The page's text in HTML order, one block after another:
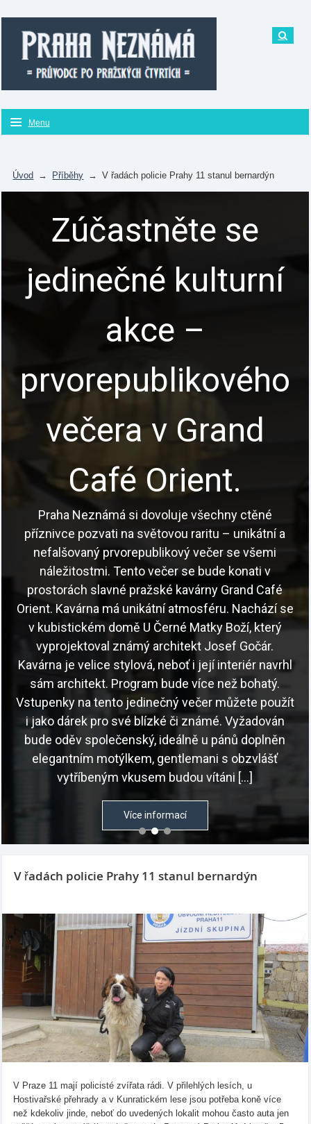
Menu
Úvod → Příběhy → V řadách policie Prahy 11 stanul bernardýn
Zúčastněte se
jedinečné kulturní
akce –
prvorepublikového
večera v Grand
Café Orient.
Praha Neznámá si dovoluje všechny ctěné
příznivce pozvati na světovou raritu – unikátní a
nefalšovaný prvorepublikový večer se všemi
náležitostmi. Tento večer se bude konati v
prostorách slavné pražské kavárny Grand Café
Orient. Kavárna má unikátní atmosféru. Nachází se
v kubistickém domě U Černé Matky Boží, který
vyprojektoval známý architekt Josef Gočár.
Kavárna je velice stylová, neboť i její interiér navrhl
sám architekt. Program bude více než bohatý.
Vstupenky na tento jedinečný večer můžete použít
i jako dárek pro své blízké či známé. Vyžadován
bude oděv společenský, ideálně u pánů doplněn
elegantním motýlkem, gentlemani s obzvlášť
vytříbeným vkusem budou vítáni […]
Více informací
V řadách policie Prahy 11 stanul bernardýn
V Praze 11 mají policisté zvířata rádi. V přilehlých lesích, u
Hostivařské přehrady a v Kunratickém lese jsou potřeba koně více
než kdekoliv jinde, neboť do uvedených lokalit mohou často auta jen